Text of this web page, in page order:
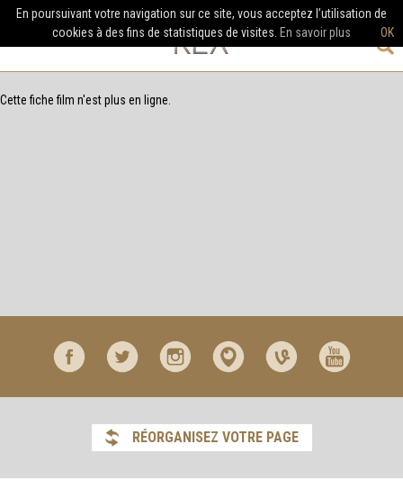
Cette fiche film n'est plus en ligne.
RÉORGANISEZ VOTRE PAGE
OK
En poursuivant votre navigation sur ce site, vous acceptez l’utilisation de
cookies à des fins de statistiques de visites. En savoir plus